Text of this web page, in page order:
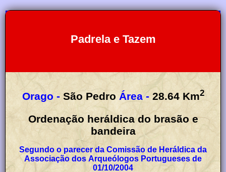
Padrela e Tazem
Orago - São Pedro Área - 28.64 Km2
Ordenação heráldica do brasão e
bandeira
Segundo o parecer da Comissão de Heráldica da
Associação dos Arqueólogos Portugueses de
01/10/2004